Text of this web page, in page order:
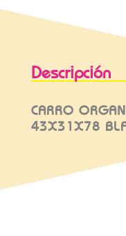
Descripción
CARRO
43X31X78